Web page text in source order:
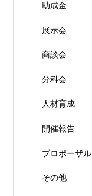
助成金
展示会
商談会
分科会
人材育成
開催報告
プロポーザル
その他